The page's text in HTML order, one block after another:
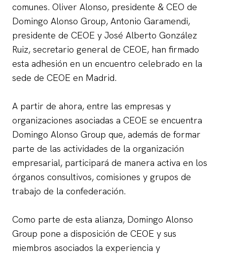
comunes. Oliver Alonso, presidente & CEO de
Domingo Alonso Group, Antonio Garamendi,
presidente de CEOE y José Alberto González
Ruiz, secretario general de CEOE, han firmado
esta adhesión en un encuentro celebrado en la
sede de CEOE en Madrid.
A partir de ahora, entre las empresas y
organizaciones asociadas a CEOE se encuentra
Domingo Alonso Group que, además de formar
parte de las actividades de la organización
empresarial, participará de manera activa en los
órganos consultivos, comisiones y grupos de
trabajo de la confederación.
Como parte de esta alianza, Domingo Alonso
Group pone a disposición de CEOE y sus
miembros asociados la experiencia y